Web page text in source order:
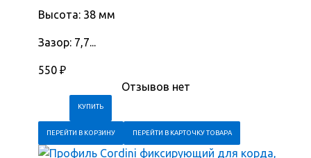
Высота: 38 мм
Зазор: 7,7...
550 ₽
Отзывов нет
ПЕРЕЙТИ В КОРЗИНУ ПЕРЕЙТИ В КАРТОЧКУ ТОВАРА